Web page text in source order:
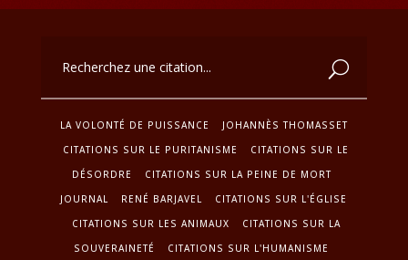
LA VOLONTÉ DE PUISSANCE
JOHANNÈS THOMASSET
CITATIONS SUR LE PURITANISME
CITATIONS SUR LE
DÉSORDRE
CITATIONS SUR LA PEINE DE MORT
JOURNAL
RENÉ BARJAVEL
CITATIONS SUR L'ÉGLISE
CITATIONS SUR LES ANIMAUX
CITATIONS SUR LA
SOUVERAINETÉ
CITATIONS SUR L'HUMANISME